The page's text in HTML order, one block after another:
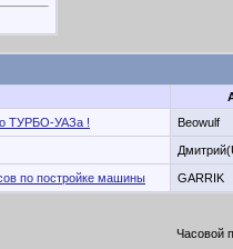
ТУРБО-УАЗа !
Beowulf
по постройке машины GARRIK
Часовой